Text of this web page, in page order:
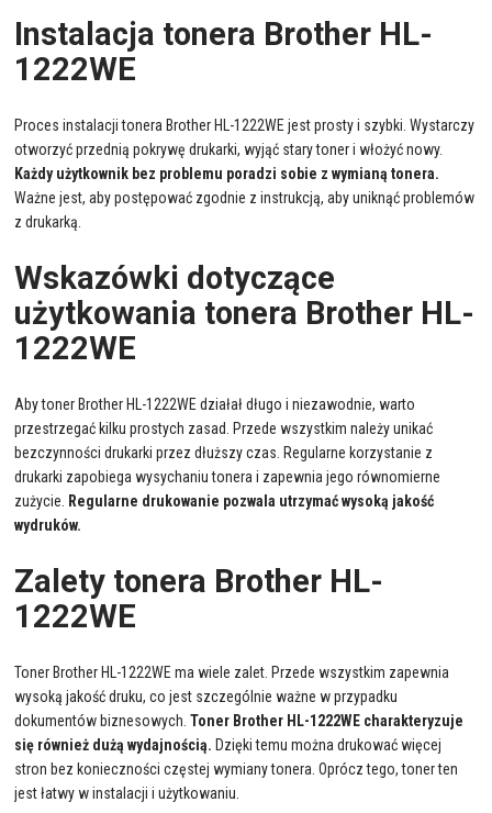
Instalacja tonera Brother HL-
1222WE
Proces instalacji tonera Brother HL-1222WE jest prosty i szybki. Wystarczy
otworzyć przednią pokrywę drukarki, wyjąć stary toner i włożyć nowy.
Każdy użytkownik bez problemu poradzi sobie z wymianą tonera.
Ważne jest, aby postępować zgodnie z instrukcją, aby uniknąć problemów
z drukarką.
Wskazówki dotyczące
użytkowania tonera Brother HL-
1222WE
Aby toner Brother HL-1222WE działał długo i niezawodnie, warto
przestrzegać kilku prostych zasad. Przede wszystkim należy unikać
bezczynności drukarki przez dłuższy czas. Regularne korzystanie z
drukarki zapobiega wysychaniu tonera i zapewnia jego równomierne
zużycie.
Regularne drukowanie pozwala utrzymać wysoką jakość
wydruków.
Zalety tonera Brother HL-
1222WE
Toner Brother HL-1222WE ma wiele zalet. Przede wszystkim zapewnia
wysoką jakość druku, co jest szczególnie ważne w przypadku
dokumentów biznesowych.Toner Brother HL-1222WE charakteryzuje
się również dużą wydajnością. Dzięki temu można drukować więcej
stron bez konieczności częstej wymiany tonera. Oprócz tego, toner ten
jest łatwy w instalacji i użytkowaniu.